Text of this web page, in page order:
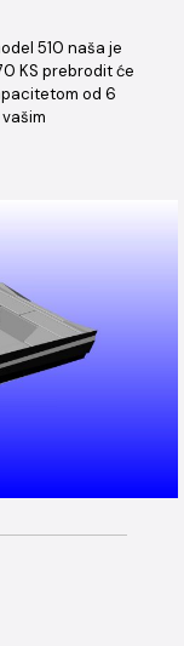
510 naša je
KS prebrodit će
od 6